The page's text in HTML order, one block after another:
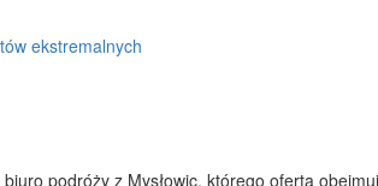
podróży z Mysłowic, którego oferta